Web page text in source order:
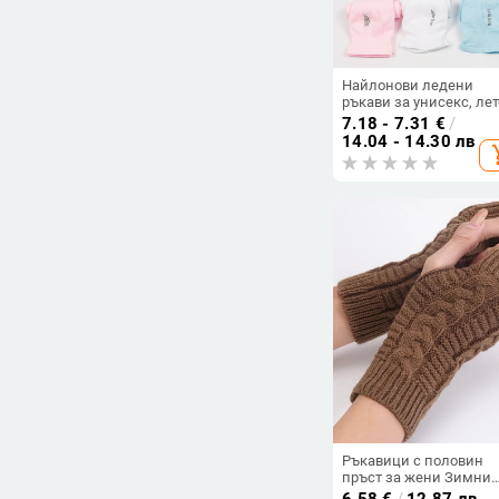
Найлонови ледени
ръкави за унисекс,
модел 2024,
слънцезащита, тегло
24 г, основен плат
7.18 - 7.31 € /
14.04 - 14.30 лв
Ръкавици с половин
пръст за жени Зимни
меки топли вълнени